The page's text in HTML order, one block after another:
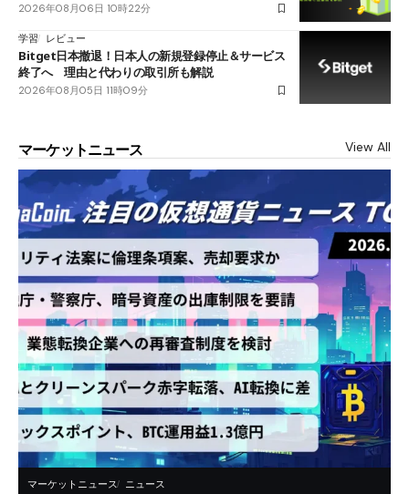
2026年08月06日 10時22分
学習 レビュー
Bitget日本撤退！日本人の新規登録停止＆サービス
終了へ 理由と代わりの取引所も解説
2026年08月05日 11時09分
マーケットニュース View All
マーケットニュース ニュース